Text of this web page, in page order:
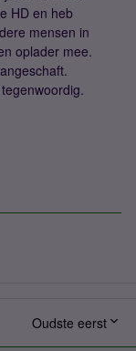
HD en heb
mensen in
oplader mee.
Oudste eerst